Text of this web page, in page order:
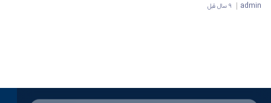
admin 9 سال قبل